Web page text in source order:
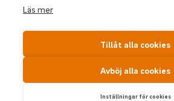
Läs mer
Tillåt alla cookies
Avböj alla cookies
Inställningar för cookies
© ID06 2026
Ustawienia plików cookie